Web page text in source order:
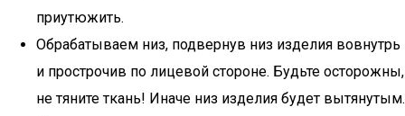
приутюжить.
Обрабатываем низ, подвернув низ изделия вовнутрь
и прострочив по лицевой стороне. Будьте осторожны,
не тяните ткань! Иначе низ изделия будет вытянутым.